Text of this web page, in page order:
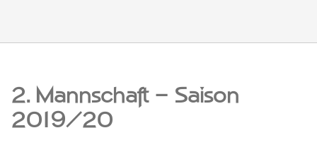
2. Mannschaft – Saison
2019/20